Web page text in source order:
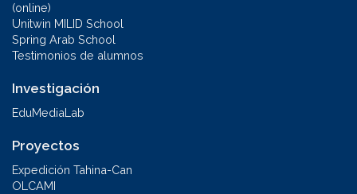
(online)
Unitwin MILID School
Spring Arab School
Testimonios de alumnos
Investigación
EduMediaLab
Proyectos
Expedición Tahina-Can
OLCAMI